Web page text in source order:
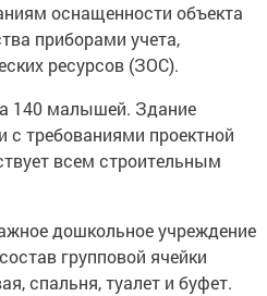
оснащенности объекта
приборами учета,
ресурсов (ЗОС).
140 малышей. Здание
с требованиями проектной
всем строительным
дошкольное учреждение
групповой ячейки
спальня, туалет и буфет.